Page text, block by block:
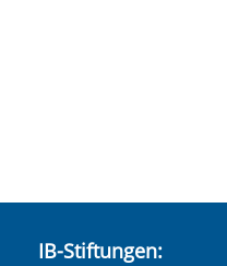
IB-Stiftungen: